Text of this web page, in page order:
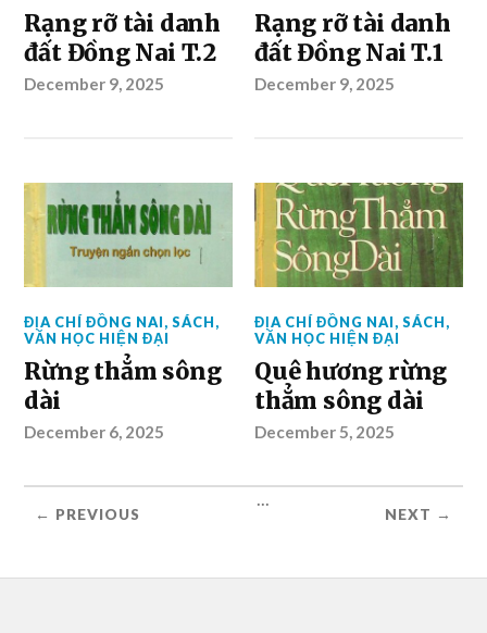
Rạng rỡ tài danh
đất Đồng Nai T.2
December 9, 2025
Rạng rỡ tài danh
đất Đồng Nai T.1
December 9, 2025
ĐỊA CHÍ ĐỒNG NAI,SÁCH,
VĂN HỌC HIỆN ĐẠI
Rừng thẳm sông
dài
December 6, 2025
ĐỊA CHÍ ĐỒNG NAI,SÁCH,
VĂN HỌC HIỆN ĐẠI
Quê hương rừng
thẳm sông dài
December 5, 2025
← PREVIOUS
...
NEXT →